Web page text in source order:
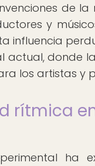
de la
y
influencia
actual, donde
los artistas y
rítmica
ha